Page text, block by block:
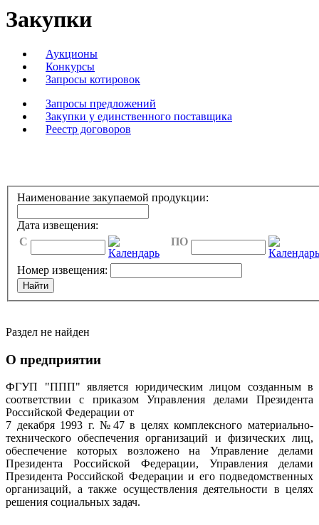
Закупки
Аукционы
Конкурсы
Запросы котировок
Запросы предложений
Закупки у единственного поставщика
Реестр договоров
Наименование закупаемой продукции:
Дата извещения:
C
ПО
Номер извещения:
Раздел не найден
О предприятии
ФГУП "ППП" является юридическим лицом созданным в
соответствии с приказом Управления делами Президента
Российской Федерации от
7 декабря 1993 г. №47 в целях комплексного материально-
технического обеспечения организаций и физических лиц,
обеспечение которых возложено на Управление делами
Президента Российской Федерации, Управления делами
Президента Российской Федерации и его подведомственных
организаций, а также осуществления деятельности в целях
решения социальных задач.